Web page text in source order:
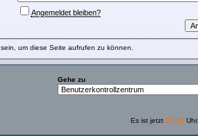
Angemeldet bleiben?
sein, um diese Seite aufrufen zu können.
Gehe zu
Es ist jetzt 07:18 Uhr.